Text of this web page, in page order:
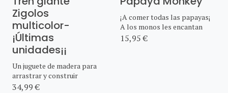
Zigolos
multicolor-
¡Últimas
unidades¡¡
Un juguete de madera para
arrastrar y construir
34,99 €
¡A comer todas las papayas¡
A los monos les encantan
15,95 €